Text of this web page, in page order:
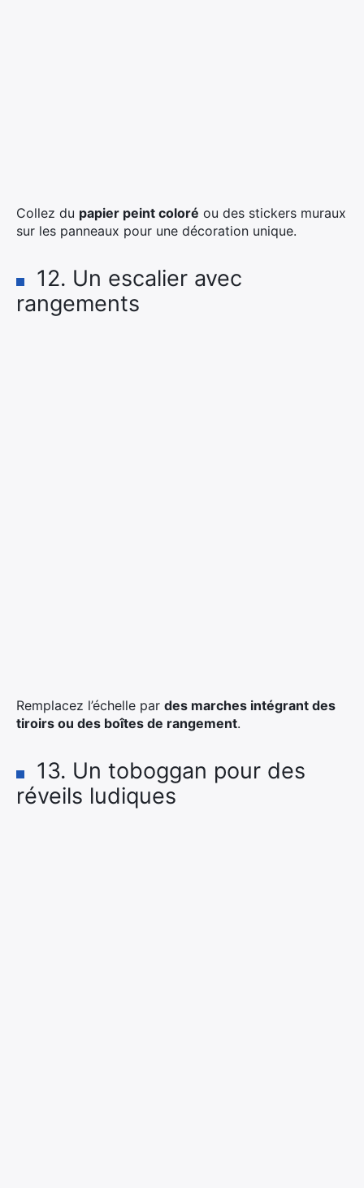
Collez du papier peint coloré ou des stickers muraux
sur les panneaux pour une décoration unique.
12. Un escalier avec
rangements
Remplacez l’échelle par des marches intégrant des
tiroirs ou des boîtes de rangement.
13. Un toboggan pour des
réveils ludiques